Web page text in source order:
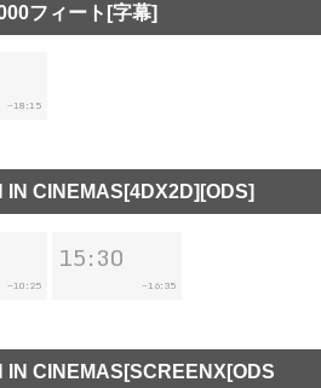
フィート[字幕]
~18:15
IN CINEMAS[4DX2D][ODS]
~10:25
15:30
~16:35
IN CINEMAS[SCREENX[ODS